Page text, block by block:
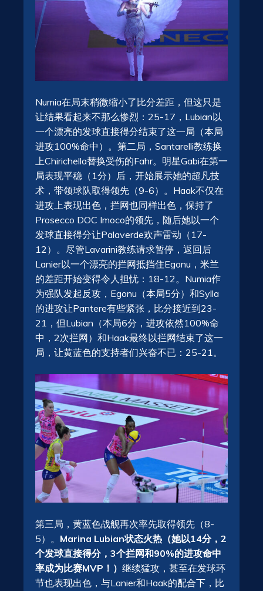
Numia在局末稍微缩小了比分差距，但这只是
让结果看起来不那么惨烈：25-17，Lubian以
一个漂亮的发球直接得分结束了这一局（本局
进攻100%命中）。第二局，Santarelli教练换
上Chirichella替换受伤的Fahr。明星Gabi在第一
局表现平稳（1分）后，开始展示她的超凡技
术，带领球队取得领先（9-6）。Haak不仅在
进攻上表现出色，拦网也同样出色，保持了
Prosecco DOC Imoco的领先，随后她以一个
发球直接得分让Palaverde欢声雷动（17-
12）。尽管Lavarini教练请求暂停，返回后
Lanier以一个漂亮的拦网抵挡住Egonu，米兰
的差距开始变得令人担忧：18-12。Numia作
为强队发起反攻，Egonu（本局5分）和Sylla
的进攻让Pantere有些紧张，比分接近到23-
21，但Lubian（本局6分，进攻依然100%命
中，2次拦网）和Haak最终以拦网结束了这一
局，让黄蓝色的支持者们兴奋不已：25-21。
第三局，黄蓝色战舰再次率先取得领先（8-
5）。 Marina Lubian状态火热（她以14分，2
个发球直接得分，3个拦网和90%的进攻命中
率成为比赛MVP！） 继续猛攻，甚至在发球环
节也表现出色，与Lanier和Haak的配合下，比